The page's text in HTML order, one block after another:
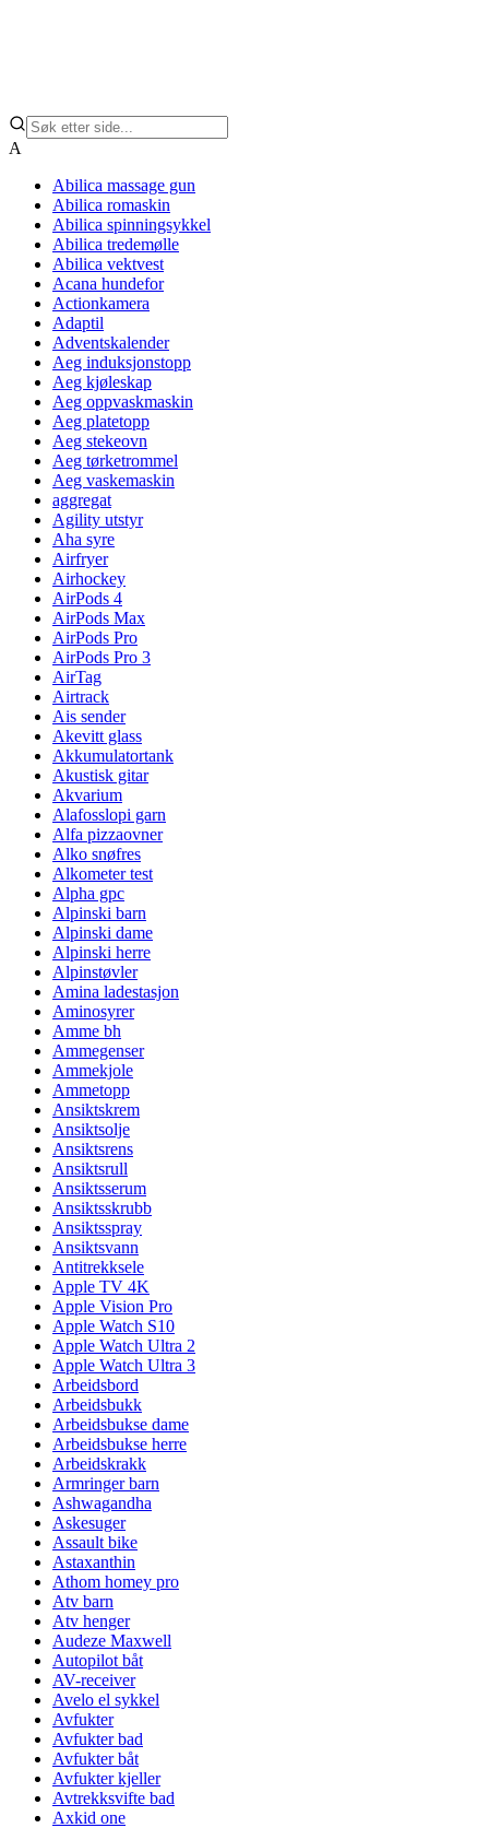
A
Abilica massage gun
Abilica romaskin
Abilica spinningsykkel
Abilica tredemølle
Abilica vektvest
Acana hundefor
Actionkamera
Adaptil
Adventskalender
Aeg induksjonstopp
Aeg kjøleskap
Aeg oppvaskmaskin
Aeg platetopp
Aeg stekeovn
Aeg tørketrommel
Aeg vaskemaskin
aggregat
Agility utstyr
Aha syre
Airfryer
Airhockey
AirPods 4
AirPods Max
AirPods Pro
AirPods Pro 3
AirTag
Airtrack
Ais sender
Akevitt glass
Akkumulatortank
Akustisk gitar
Akvarium
Alafosslopi garn
Alfa pizzaovner
Alko snøfres
Alkometer test
Alpha gpc
Alpinski barn
Alpinski dame
Alpinski herre
Alpinstøvler
Amina ladestasjon
Aminosyrer
Amme bh
Ammegenser
Ammekjole
Ammetopp
Ansiktskrem
Ansiktsolje
Ansiktsrens
Ansiktsrull
Ansiktsserum
Ansiktsskrubb
Ansiktsspray
Ansiktsvann
Antitrekksele
Apple TV 4K
Apple Vision Pro
Apple Watch S10
Apple Watch Ultra 2
Apple Watch Ultra 3
Arbeidsbord
Arbeidsbukk
Arbeidsbukse dame
Arbeidsbukse herre
Arbeidskrakk
Armringer barn
Ashwagandha
Askesuger
Assault bike
Astaxanthin
Athom homey pro
Atv barn
Atv henger
Audeze Maxwell
Autopilot båt
AV-receiver
Avelo el sykkel
Avfukter
Avfukter bad
Avfukter båt
Avfukter kjeller
Avtrekksvifte bad
Axkid one